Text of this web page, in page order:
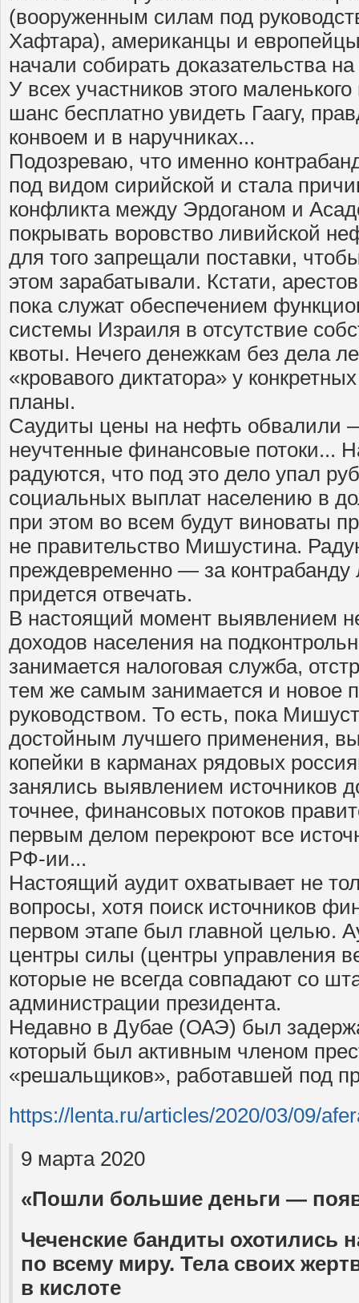
(вооруженным силам под
Хафтара), американцы и
начали собирать доказательства
У всех участников этого
шанс бесплатно увидеть Гаагу,
конвоем и в наручниках...
Подозреваю, что именно
под видом сирийской и стала
конфликта между Эрдоганом и
покрывать воровство ливийской
для того запрещали поставки,
этом зарабатывали. Кстати,
пока служат обеспечением
системы Израиля в отсутствие
квоты. Нечего денежкам без дела
«кровавого диктатора» у
планы.
Саудиты цены на нефть обвалили
неучтенные финансовые потоки...
радуются, что под это дело упал
социальных выплат населению в
при этом во всем будут виноваты
не правительство Мишустина.
преждевременно — за контрабанду
придется отвечать.
В настоящий момент выявлением
доходов населения на
занимается налоговая служба,
тем же самым занимается и новое
руководством. То есть, пока
достойным лучшего применения,
копейки в карманах рядовых
занялись выявлением источников
точнее, финансовых потоков
первым делом перекроют все
РФ-ии...
Настоящий аудит охватывает не
вопросы, хотя поиск источников
первом этапе был главной целью.
центры силы (центры управления
которые не всегда совпадают со
администрации президента.
Недавно в Дубае (ОАЭ) был
который был активным членом
«решальщиков», работавшей под
https://lenta.ru/articles/2020/03/09/
9 марта 2020
«Пошли большие деньги —
Чеченские бандиты охотились
по всему миру. Тела своих
в кислоте